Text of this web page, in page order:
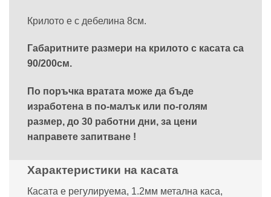
Крилото е с дебелина 8см.
Габаритните размери на крилото с касата са
90/200см.
По поръчка вратата може да бъде
изработена в по-малък или по-голям
размер, до 30 работни дни, за цени
направете запитване !
Характеристики на касата
Касата е регулируема, 1.2мм метална каса,